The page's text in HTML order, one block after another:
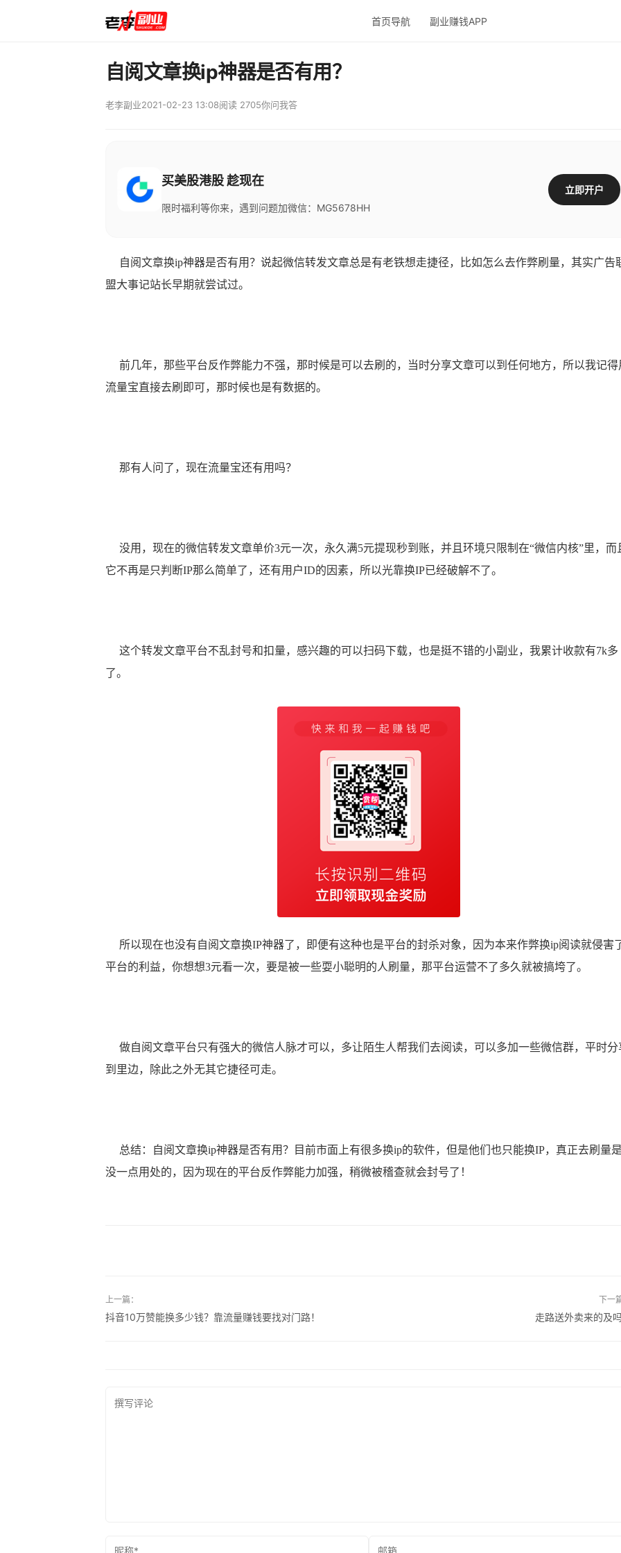
首页导航 副业赚钱APP
自阅文章换ip神器是否有用？
老李副业2021-02-23 13:08阅读 2705你问我答
买美股港股 趁现在
限时福利等你来，遇到问题加微信：MG5678HH
立即开户
自阅文章换ip神器是否有用？说起微信转发文章总是有老铁想走捷径，比如怎么去作弊刷量，其实广告
盟大事记站长早期就尝试过。
前几年，那些平台反作弊能力不强，那时候是可以去刷的，当时分享文章可以到任何地方，所以我记得
流量宝直接去刷即可，那时候也是有数据的。
那有人问了，现在流量宝还有用吗？
没用，现在的微信转发文章单价3元一次，永久满5元提现秒到账，并且环境只限制在“微信内核”里，而
它不再是只判断IP那么简单了，还有用户ID的因素，所以光靠换IP已经破解不了。
这个转发文章平台不乱封号和扣量，感兴趣的可以扫码下载，也是挺不错的小副业，我累计收款有7k多
了。
所以现在也没有自阅文章换IP神器了，即便有这种也是平台的封杀对象，因为本来作弊换ip阅读就侵害
平台的利益，你想想3元看一次，要是被一些耍小聪明的人刷量，那平台运营不了多久就被搞垮了。
做自阅文章平台只有强大的微信人脉才可以，多让陌生人帮我们去阅读，可以多加一些微信群，平时分
到里边，除此之外无其它捷径可走。
总结：自阅文章换ip神器是否有用？目前市面上有很多换ip的软件，但是他们也只能换IP，真正去刷量是
没一点用处的，因为现在的平台反作弊能力加强，稍微被稽查就会封号了！
上一篇：
抖音10万赞能换多少钱？靠流量赚钱要找对门路！
下一
走路送外卖来的及吗